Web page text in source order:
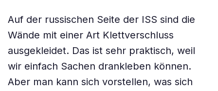
Auf der russischen Seite der ISS sind die
Wände mit einer Art Klettverschluss
ausgekleidet. Das ist sehr praktisch, weil
wir einfach Sachen drankleben können.
Aber man kann sich vorstellen, was sich